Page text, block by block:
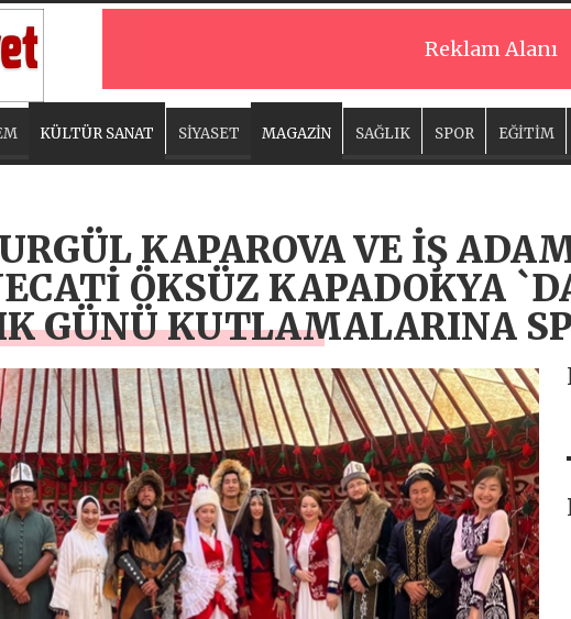
Reklam Alanı
KÜLTÜR SANAT SİYASET MAGAZİN SAĞLIK SPOR EĞİTİM
KAPAROVA VE İŞ
ÖKSÜZ KAPADOKYA
GÜNÜ KUTLAMALARINA